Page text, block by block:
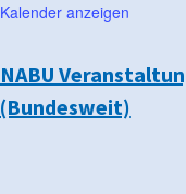
Kalender anzeigen
NABU
(Bundesweit)